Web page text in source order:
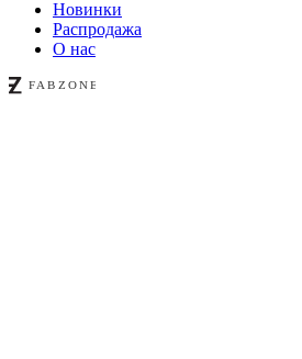
Новинки
Распродажа
О нас